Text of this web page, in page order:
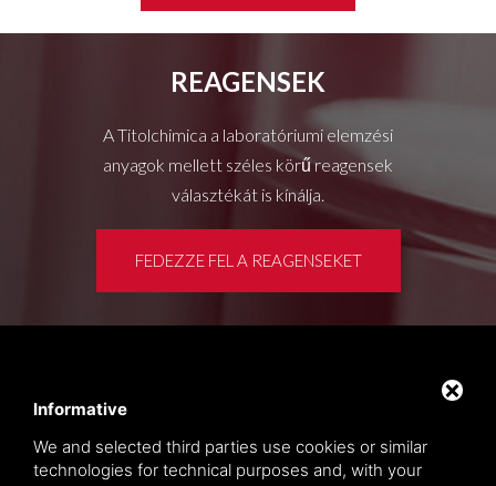
REAGENSEK
A Titolchimica a laboratóriumi elemzési
anyagok mellett széles körű reagensek
választékát is kínálja.
FEDEZZE FEL A REAGENSEKET
Informative
We and selected third parties use cookies or similar
technologies for technical purposes and, with your
Privacy policy